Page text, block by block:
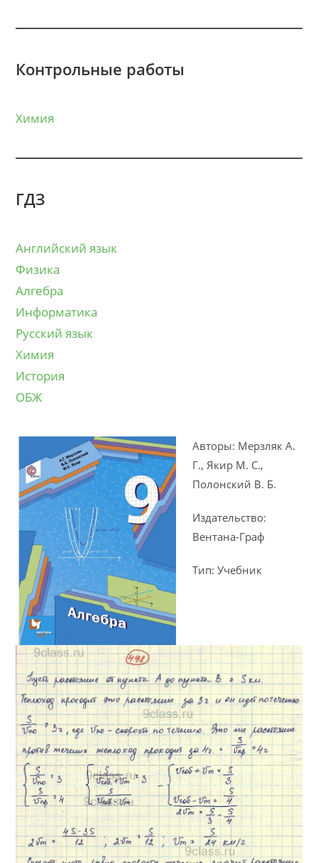
Контрольные работы
Химия
ГДЗ
Английский язык
Физика
Алгебра
Информатика
Русский язык
Химия
История
ОБЖ
Авторы: Мерзляк А.
Г., Якир М. С.,
Полонский В. Б.
Издательство:
Вентана-Граф
Тип: Учебник